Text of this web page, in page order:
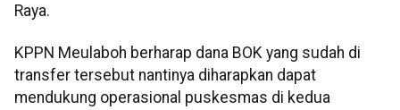
Raya.
KPPN Meulaboh berharap dana BOK yang sudah di
transfer tersebut nantinya diharapkan dapat
mendukung operasional puskesmas di kedua